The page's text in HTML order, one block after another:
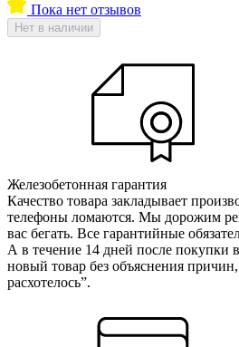
Пока нет отзывов
Нет в наличии
Железобетонная гарантия
Качество товара закладывает
телефоны ломаются. Мы дорожим
вас бегать. Все гарантийные
А в течение 14 дней после покупки
новый товар без объяснения
расхотелось”.